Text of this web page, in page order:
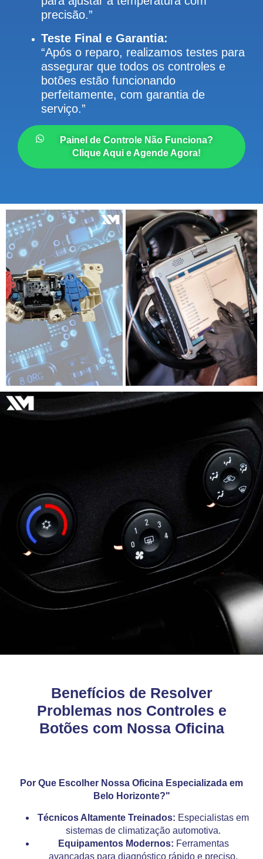
precisão.”
Teste Final e Garantia:
“Após o reparo, realizamos testes para
assegurar que todos os controles e
botões estão funcionando
perfeitamente, com garantia de
serviço.”
Painel de Controle Não Funciona?
Clique Aqui e Agende Agora!
Benefícios de Resolver
Problemas nos Controles e
Botões com Nossa Oficina
Por Que Escolher Nossa Oficina Especializada em
Belo Horizonte?"
Técnicos Altamente Treinados: Especialistas em
sistemas de climatização automotiva.
Equipamentos Modernos: Ferramentas
avançadas para diagnóstico rápido e preciso.